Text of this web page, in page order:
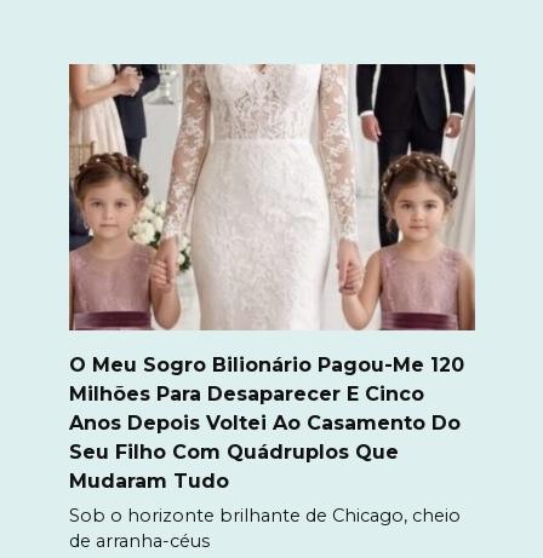
O Meu Sogro Bilionário Pagou-Me 120
Milhões Para Desaparecer E Cinco
Anos Depois Voltei Ao Casamento Do
Seu Filho Com Quádruplos Que
Mudaram Tudo
Sob o horizonte brilhante de Chicago, cheio
de arranha-céus